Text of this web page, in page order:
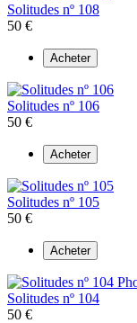
Solitudes nº 108
50 €
Acheter
Solitudes nº 106
50 €
Acheter
Solitudes nº 105
50 €
Acheter
Solitudes nº 104
50 €